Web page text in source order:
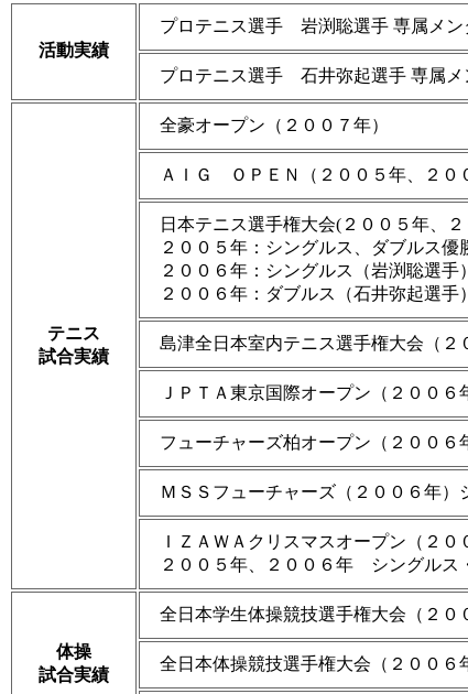
活動実績
プロテニス選手 岩渕聡選手 専属メン
プロテニス選手 石井弥起選手 専属メ
テニス
試合実績
全豪オープン（２００７年）
ＡＩＧ ＯＰＥＮ（２００５年、２０
日本テニス選手権大会(２００５年、
２００５年：シングルス、ダブルス優
２００６年：シングルス（岩渕聡選手
２００６年：ダブルス（石井弥起選手
島津全日本室内テニス選手権大会（２
ＪＰＴＡ東京国際オープン（２００
フューチャーズ柏オープン（２００６
ＭＳＳフューチャーズ（２００６年）
ＩＺＡＷＡクリスマスオープン（２０
２００５年、２００６年 シングルス
体操
試合実績
全日本学生体操競技選手権大会（２０
全日本体操競技選手権大会（２００６